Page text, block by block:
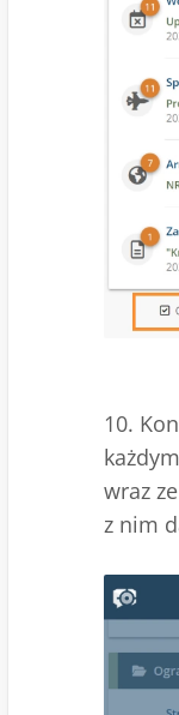
10.
wraz
z nim